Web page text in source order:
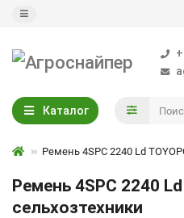
Каталог
Ремень 4SPC 2240 Ld
Ремень 4SPC 2240
сельхозтехники